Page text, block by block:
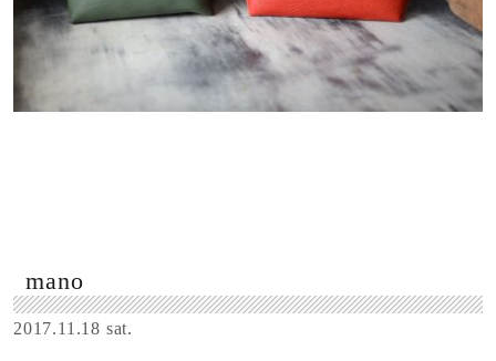
mano
2017.11.18 sat.